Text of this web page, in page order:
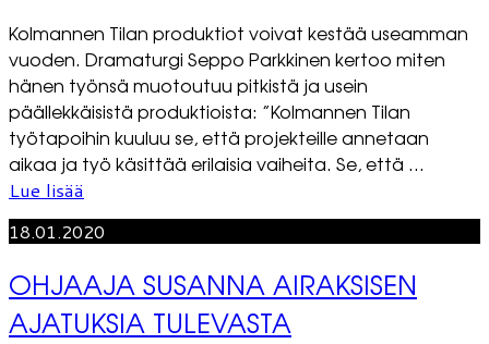
Kolmannen Tilan produktiot voivat kestää useamman
vuoden. Dramaturgi Seppo Parkkinen kertoo miten
hänen työnsä muotoutuu pitkistä ja usein
päällekkäisistä produktioista: ”Kolmannen Tilan
työtapoihin kuuluu se, että projekteille annetaan
aikaa ja työ käsittää erilaisia vaiheita. Se, että ...
Lue lisää
18.01.2020
OHJAAJA SUSANNA AIRAKSISEN
AJATUKSIA TULEVASTA